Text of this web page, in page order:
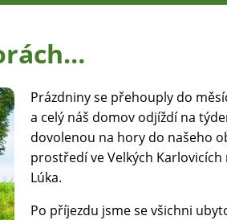
TEREZY MAXOVÉ DĚTEM
– DOBROVOLNÍCI
ŠANCI
RUCE, Z.S. – CANISTERAPIE
Prázdniny se přehouply do
a celý náš domov odjíždí na
dovolenou na hory do našeho
prostředí ve Velkých Karlovicích
Lúka.
Po příjezdu jsme se všichni